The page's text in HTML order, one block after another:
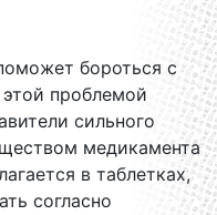
бороться с
проблемой
сильного
медикамента
в таблетках,
согласно